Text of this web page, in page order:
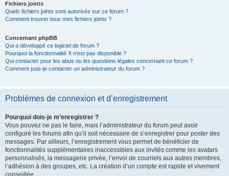
Fichiers joints
Quels fichiers joints sont autorisés sur ce forum ?
Comment trouver tous mes fichiers joints ?
Concernant phpBB
Qui a développé ce logiciel de forum ?
Pourquoi la fonctionnalité X n’est pas disponible ?
Qui contacter pour les abus ou les questions légales concernant ce forum ?
Comment puis-je contacter un administrateur du forum ?
Problèmes de connexion et d’enregistrement
Pourquoi dois-je m’enregistrer ?
Vous pouvez ne pas le faire, mais l’administrateur du forum peut avoir
configuré les forums afin qu’il soit nécessaire de s’enregistrer pour poster des
messages. Par ailleurs, l’enregistrement vous permet de bénéficier de
fonctionnalités supplémentaires inaccessibles aux invités comme les avatars
personnalisés, la messagerie privée, l’envoi de courriels aux autres membres,
l’adhésion à des groupes, etc. La création d’un compte est rapide et vivement
conseillée.